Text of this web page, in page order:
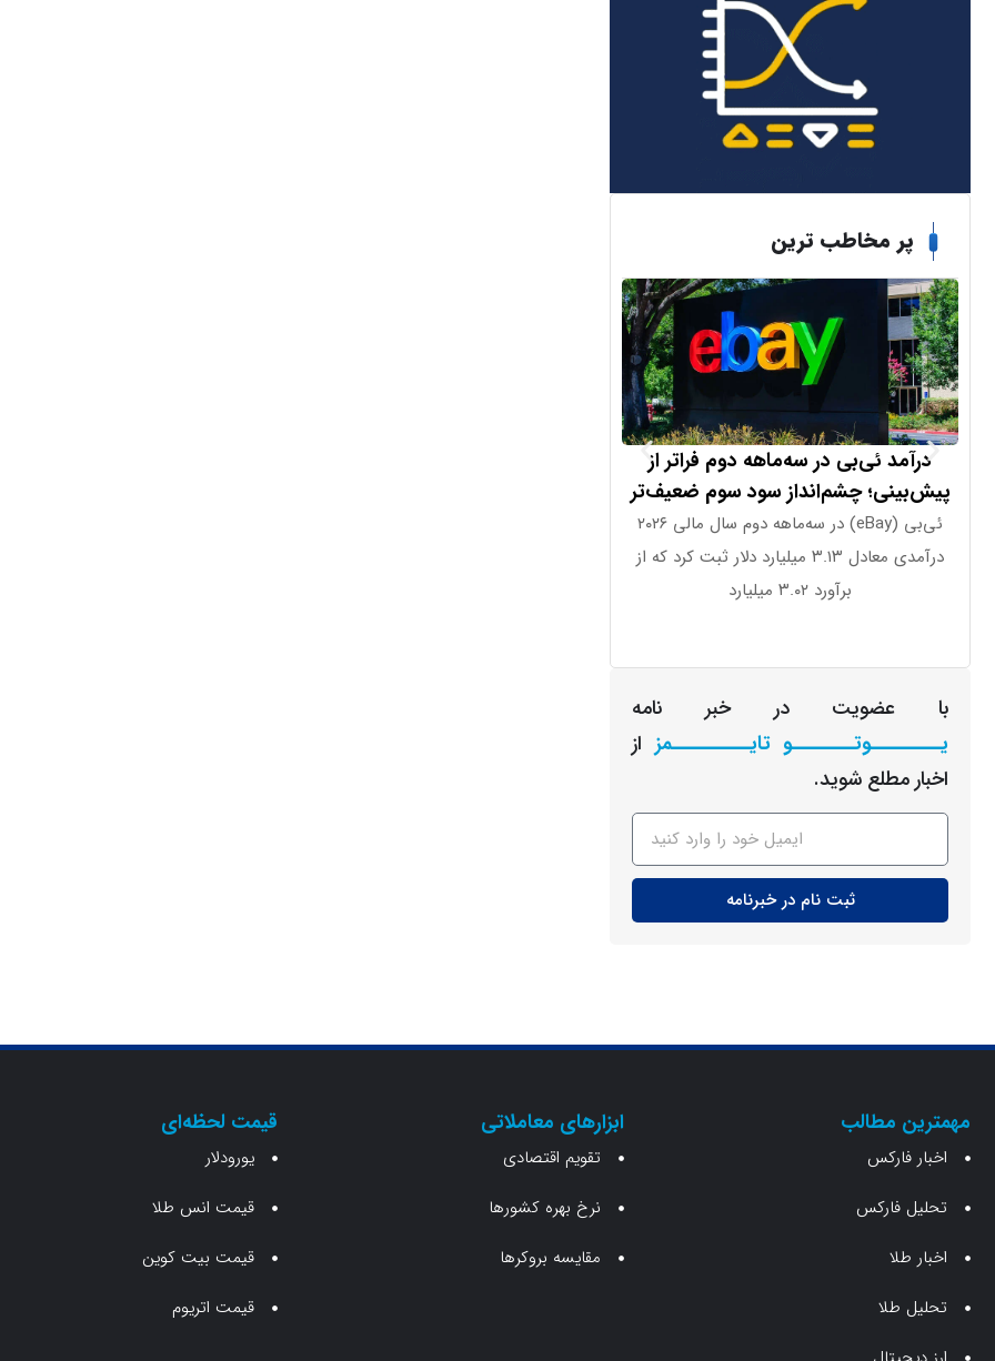
پر مخاطب ترین
درآمد ئی‌بی در سه‌ماهه دوم فراتر از
پیش‌بینی؛ چشم‌انداز سود سوم ضعیف‌تر
ئی‌بی (eBay) در سه‌ماهه دوم سال مالی ۲۰۲۶
درآمدی معادل ۳.۱۳ میلیارد دلار ثبت کرد که از
برآورد ۳.۰۲ میلیارد
با عضویت در خبر نامه
یـــــــــوتــــــــو تایــــــــــمز از
اخبار مطلع شوید.
ثبت نام در خبرنامه
مهمترین مطالب
اخبار فارکس
تحلیل فارکس
اخبار طلا
تحلیل طلا
ابزارهای معاملاتی
تقویم اقتصادی
نرخ بهره کشورها
مقایسه بروکرها
قیمت لحظه‌ای
یورودلار
قیمت انس طلا
قیمت بیت کوین
قیمت اتریوم